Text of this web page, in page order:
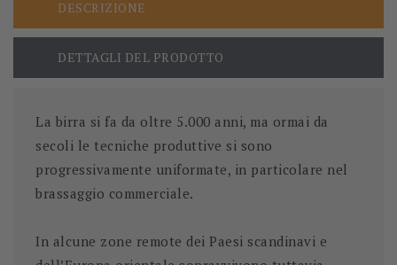
DESCRIZIONE
DETTAGLI DEL PRODOTTO
La birra si fa da oltre 5.000 anni, ma ormai da
secoli le tecniche produttive si sono
progressivamente uniformate, in particolare nel
brassaggio commerciale.
In alcune zone remote dei Paesi scandinavi e